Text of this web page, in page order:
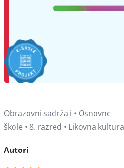
Obrazovni sadržaji • Osnovne
škole • 8. razred • Likovna kultura
Autori